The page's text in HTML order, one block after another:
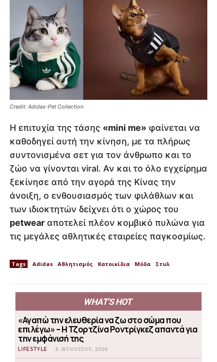
Credit: Adidas-Pet Collection
Η επιτυχία της τάσης «mini me» φαίνεται να
καθοδηγεί αυτή την κίνηση, με τα πλήρως
συντονισμένα σετ για τον άνθρωπο και το
ζώο να γίνονται viral. Αν και το όλο εγχείρημα
ξεκίνησε από την αγορά της Κίνας την
άνοιξη, ο ενθουσιασμός των φιλάθλων και
των ιδιοκτητών δείχνει ότι ο χώρος του
petwear αποτελεί πλέον κομβικό πυλώνα για
τις μεγάλες αθλητικές εταιρείες παγκοσμίως.
Tags Adidas Αθλητισμός Κατοικίδια Μόδα Στυλ
WHAT'S HOT
«Αγαπώ την ελευθερία να ζω στο σώμα που
επιλέγω» – Η Τζορτζίνα Ροντρίγκεζ απαντά για
την εμφάνισή της
LIFESTYLE 5 ΑΥΓΟΎΣΤΟΥ, 2026